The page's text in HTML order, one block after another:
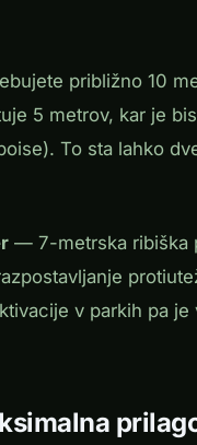
približno 10
5 metrov, kar je
To sta lahko
— 7-metrska ribiška
v parkih pa